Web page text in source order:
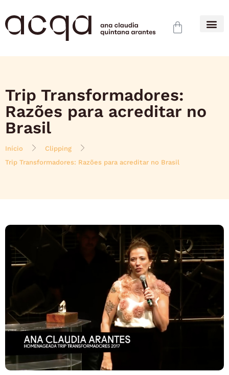
Trip Transformadores:
Razões para acreditar no
Brasil
Início
Clipping
Trip Transformadores: Razões para acreditar no Brasil